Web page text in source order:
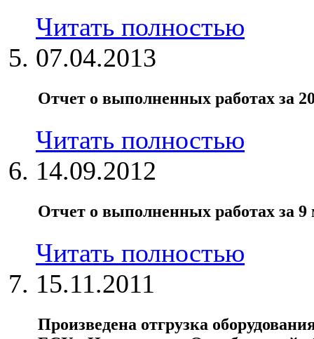
Читать полностью
07.04.2013
Отчет о выполненных работах за
Читать полностью
14.09.2012
Отчет о выполненных работах за 9
Читать полностью
15.11.2011
Произведена отгрузка